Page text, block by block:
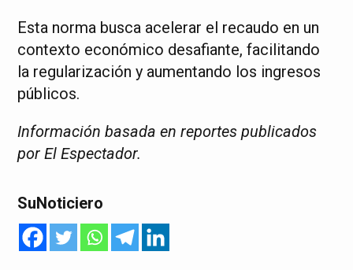
Esta norma busca acelerar el recaudo en un
contexto económico desafiante, facilitando
la regularización y aumentando los ingresos
públicos.
Información basada en reportes publicados
por El Espectador.
SuNoticiero